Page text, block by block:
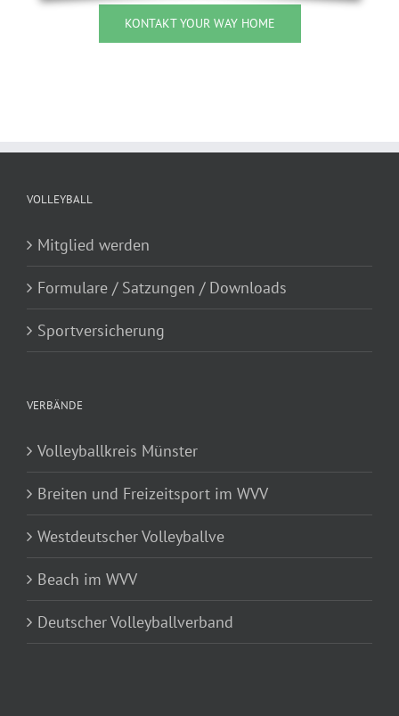
KONTAKT YOUR WAY HOME
VOLLEYBALL
Mitglied werden
Formulare / Satzungen / Downloads
Sportversicherung
VERBÄNDE
Volleyballkreis Münster
Breiten und Freizeitsport im WVV
Westdeutscher Volleyballve
Beach im WVV
Deutscher Volleyballverband